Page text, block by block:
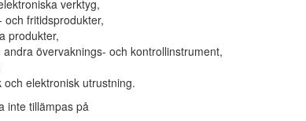
verktyg,
och fritidsprodukter,
produkter,
övervaknings- och kontrollinstrument,
och elektronisk utrustning.
inte tillämpas på